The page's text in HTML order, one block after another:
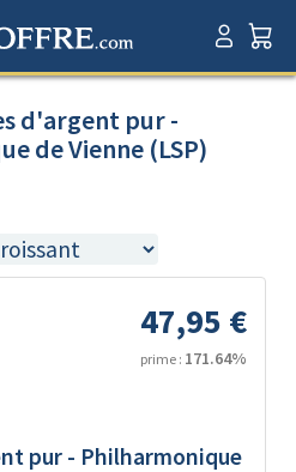
d'argent pur -
de Vienne (LSP)
47,95 €
prime : 171.64%
pur - Philharmonique